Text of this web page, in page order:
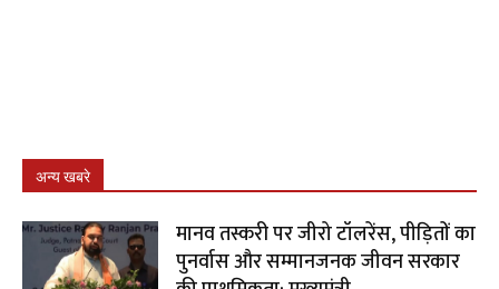
अन्य खबरे
मानव तस्करी पर जीरो टॉलरेंस, पीड़ितों का
पुनर्वास और सम्मानजनक जीवन सरकार